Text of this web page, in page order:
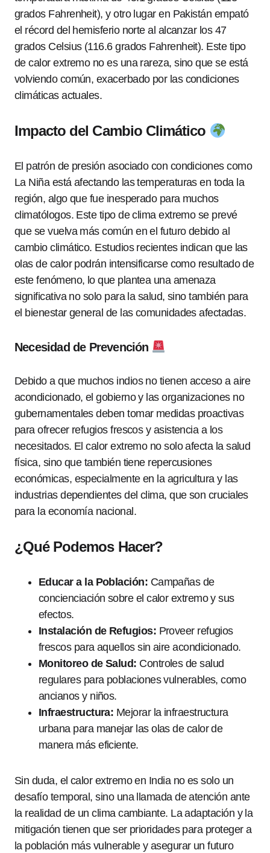
grados Fahrenheit), y otro lugar en Pakistán empató
el récord del hemisferio norte al alcanzar los 47
grados Celsius (116.6 grados Fahrenheit). Este tipo
de calor extremo no es una rareza, sino que se está
volviendo común, exacerbado por las condiciones
climáticas actuales.
Impacto del Cambio Climático
El patrón de presión asociado con condiciones como
La Niña está afectando las temperaturas en toda la
región, algo que fue inesperado para muchos
climatólogos. Este tipo de clima extremo se prevé
que se vuelva más común en el futuro debido al
cambio climático. Estudios recientes indican que las
olas de calor podrán intensificarse como resultado de
este fenómeno, lo que plantea una amenaza
significativa no solo para la salud, sino también para
el bienestar general de las comunidades afectadas.
Necesidad de Prevención
Debido a que muchos indios no tienen acceso a aire
acondicionado, el gobierno y las organizaciones no
gubernamentales deben tomar medidas proactivas
para ofrecer refugios frescos y asistencia a los
necesitados. El calor extremo no solo afecta la salud
física, sino que también tiene repercusiones
económicas, especialmente en la agricultura y las
industrias dependientes del clima, que son cruciales
para la economía nacional.
¿Qué Podemos Hacer?
Educar a la Población: Campañas de
concienciación sobre el calor extremo y sus
efectos.
Instalación de Refugios: Proveer refugios
frescos para aquellos sin aire acondicionado.
Monitoreo de Salud: Controles de salud
regulares para poblaciones vulnerables, como
ancianos y niños.
Infraestructura: Mejorar la infraestructura
urbana para manejar las olas de calor de
manera más eficiente.
Sin duda, el calor extremo en India no es solo un
desafío temporal, sino una llamada de atención ante
la realidad de un clima cambiante. La adaptación y la
mitigación tienen que ser prioridades para proteger a
la población más vulnerable y asegurar un futuro